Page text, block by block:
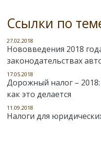
Ссылки по
27.02.2018
Нововведения 2018
законодательствах
17.05.2018
Дорожный налог –
как это делается
11.09.2018
Налоги для